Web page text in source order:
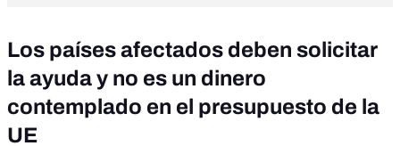
Los países afectados deben solicitar
la ayuda y no es un dinero
contemplado en el presupuesto de la
UE